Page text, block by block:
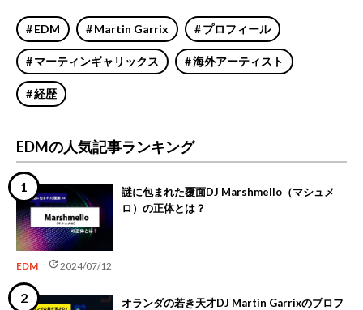
EDM Martin Garrix プロフィール
マーティンギャリックス 海外アーティスト
経歴
EDMの人気記事ランキング
謎に包まれた覆面DJ Marshmello（マシュメ
ロ）の正体とは？
EDM update2024/07/12
オランダの若き天才DJ Martin Garrixのプロフ